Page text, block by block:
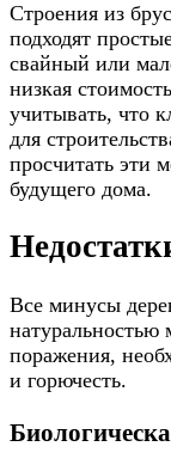
Строения из
подходят
свайный или
низкая
учитывать, что
для
просчитать эти
будущего дома.
Все минусы
натуральностью
поражения,
и горючесть.